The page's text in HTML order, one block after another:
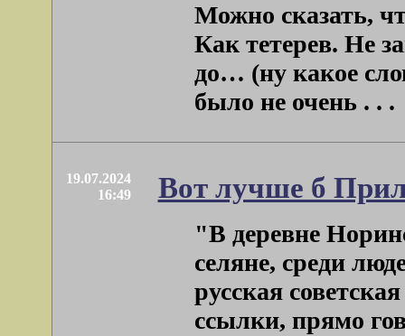
Можно сказать,
Как тетерев. Не
до… (ну какое
было не очень . . .
19.07.2024
16:49
Вот лучше б
"В деревне
селяне, среди
русская
ссылки, прямо